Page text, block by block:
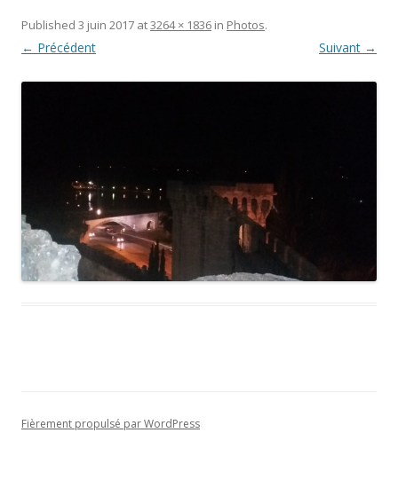
Published 3 juin 2017 at3264 × 1836 in Photos.
← Précédent Suivant →
Fièrement propulsé par WordPress